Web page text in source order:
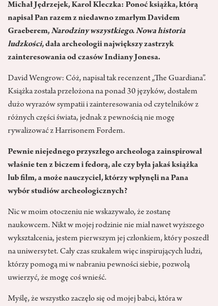
Michał Jędrzejek, Karol Kleczka: Ponoć książka, którą
napisał Pan razem z niedawno zmarłym Davidem
Graeberem,Narodziny wszystkiego. Nowa historia
ludzkości, dała archeologii największy zastrzyk
zainteresowania od czasów Indiany Jonesa.
David Wengrow: Cóż, napisał tak recenzent „The Guardiana”.
Książka została przełożona na ponad 30 języków, dostałem
dużo wyrazów sympatii i zainteresowania od czytelników z
różnych części świata, jednak z pewnością nie mogę
rywalizować z Harrisonem Fordem.
Pewnie niejednego przyszłego archeologa zainspirował
właśnie ten z biczem i fedorą, ale czy była jakaś książka
lub film, a może nauczyciel, którzy wpłynęli na Pana
wybór studiów archeologicznych?
Nic w moim otoczeniu nie wskazywało, że zostanę
naukowcem. Nikt w mojej rodzinie nie miał nawet wyższego
wykształcenia, jestem pierwszym jej członkiem, który poszedł
na uniwersytet. Cały czas szukałem więc inspirujących ludzi,
którzy pomogą mi w nabraniu pewności siebie, pozwolą
uwierzyć, że mogę coś wnieść.
Myślę, że wszystko zaczęło się od mojej babci, która w